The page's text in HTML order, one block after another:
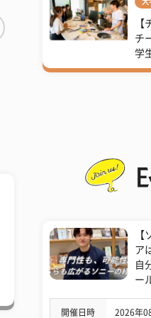
大
【
チ
学
【
ア
自
ー
開催日時 2026年